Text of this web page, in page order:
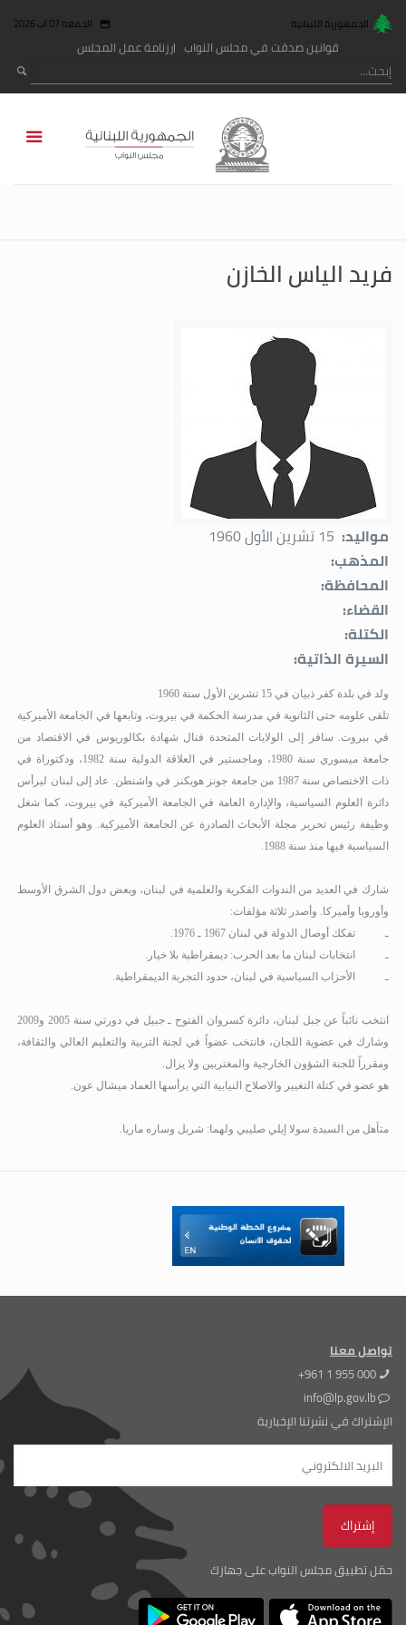
الجمهورية اللبنانية الجمعة 07 آب 2026
قوانين صدقت في مجلس النواب رزنامة عمل المجلس
فريد الياس الخازن
مواليد: 15 تشرين الأول 1960
المذهب:
المحافظة:
القضاء:
الكتلة:
السيرة الذاتية:
ولد في بلدة كفر ذبيان في 15 تشرين الأول سنة 1960
تلقى علومه حتى الثانوية في مدرسة الحكمة في بيروت، وتابعها في الجامعة الأميركية
في بيروت. سافر إلى الولايات المتحدة فنال شهادة بكالوريوس في الاقتصاد من
جامعة ميسوري سنة 1980، وماجستير في العلاقة الدولية سنة 1982، ودكتوراة في
ذات الاختصاص سنة 1987 من جامعة جونز هوبكنز في واشنطن. عاد إلى لبنان ليرأس
دائرة العلوم السياسية، والإدارة العامة في الجامعة الأميركية في بيروت، كما شغل
وظيفة رئيس تحرير مجلة الأبحاث الصادرة عن الجامعة الأميركية. وهو أستاذ العلوم
السياسية فيها منذ سنة 1988
.
شارك في العديد من الندوات الفكرية والعلمية في لبنان، وبعض دول الشرق الأوسط
وأوروبا وأميركا. وأصدر ثلاثة مؤلفات:
ـ
تفكك أوصال الدولة في لبنان 1967 ـ 1976
.
ـ
انتخابات لبنان ما بعد الحرب: ديمقراطية بلا خيار.
ـ
الأحزاب السياسية في لبنان، حدود التجربة الديمقراطية.
انتخب نائباً عن جبل لبنان، دائرة كسروان الفتوح ـ جبيل في دورتي سنة 2005 و2009
وشارك في عضوية اللجان، فانتخب عضواً في لجنة التربية والتعليم العالي والثقافة،
ومقرراً للجنة الشؤون الخارجية والمغتربين ولا يزال.
هو عضو في كتلة التغيير والاصلاح النيابية التي يرأسها العماد ميشال عون.
متأهل من السيدة سولا إيلي صليبي ولهما: شربل وساره ماريا.
تواصل معنا
+961 1 955 000
info@lp.gov.lb
الإشتراك في نشرتنا الإخبارية
حمّل تطبيق مجلس النواب على جهازك